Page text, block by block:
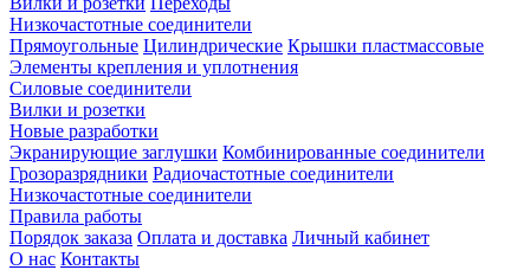
Низкочастотные соединители
Прямоугольные Цилиндрические Крышки пластмассовые
Элементы крепления и уплотнения
Силовые соединители
Вилки и розетки
Новые разработки
Экранирующие заглушки Комбинированные соединители
Грозоразрядники Радиочастотные соединители
Низкочастотные соединители
Правила работы
Порядок заказа Оплата и доставка Личный кабинет
О нас Контакты